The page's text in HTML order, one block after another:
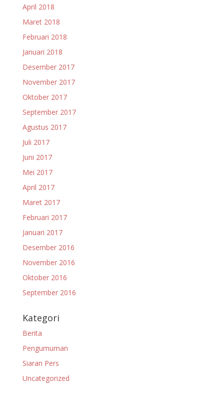
April 2018
Maret 2018
Februari 2018
Januari 2018
Desember 2017
November 2017
Oktober 2017
September 2017
Agustus 2017
Juli 2017
Juni 2017
Mei 2017
April 2017
Maret 2017
Februari 2017
Januari 2017
Desember 2016
November 2016
Oktober 2016
September 2016
Kategori
Berita
Pengumuman
Siaran Pers
Uncategorized